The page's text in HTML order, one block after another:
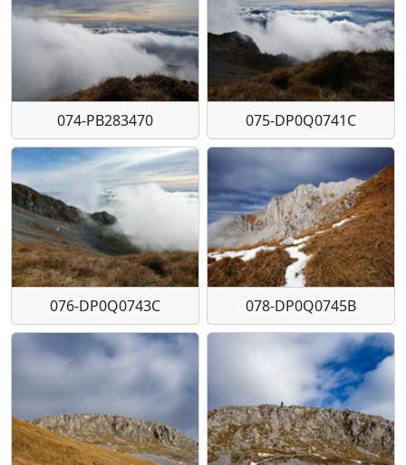
074-PB283470 075-DP0Q0741C
076-DP0Q0743C 078-DP0Q0745B